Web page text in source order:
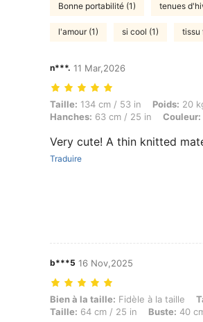
Bonne portabilité (1) tenues
l'amour (1) si cool (1) tissu
n***. 11 Mar,2026
Taille: 134 cm / 53 in, Poids: 20 kg / 44
Taille: 134 cm / 53 in Poids: 20
Hanches: 63 cm / 25 in Couleur:
Very cute! A thin knitted
Traduire
b***5 16 Nov,2025
Bien à la taille: Fidèle à la taille, Taille:
Bien à la taille: Fidèle à la taille
Taille: 64 cm / 25 in Buste: 40